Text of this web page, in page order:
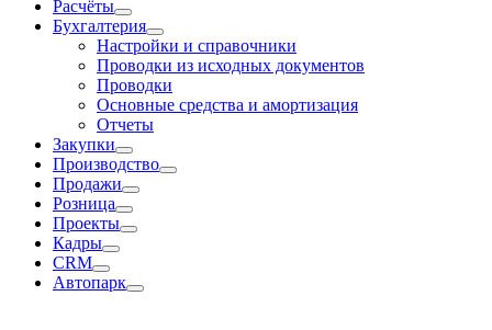
Расчёты
Бухгалтерия
Настройки и справочники
Проводки из исходных документов
Проводки
Основные средства и амортизация
Отчеты
Закупки
Производство
Продажи
Розница
Проекты
Кадры
CRM
Автопарк